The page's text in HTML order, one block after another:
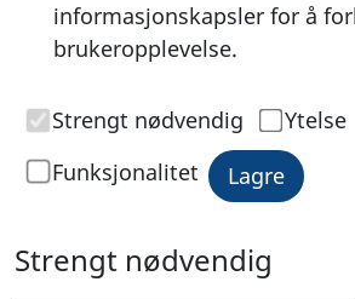
informasjonskapsler for å
brukeropplevelse.
Strengt nødvendig Ytelse
Funksjonalitet
Lagre
Strengt nødvendig